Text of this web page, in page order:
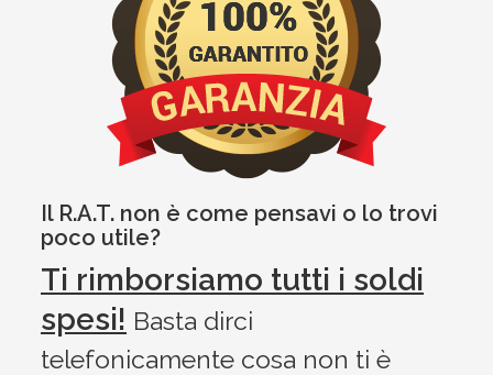
Il R.A.T. non è come pensavi o lo trovi
poco utile?
Ti rimborsiamo tutti i soldi
spesi! Basta dirci
telefonicamente cosa non ti è